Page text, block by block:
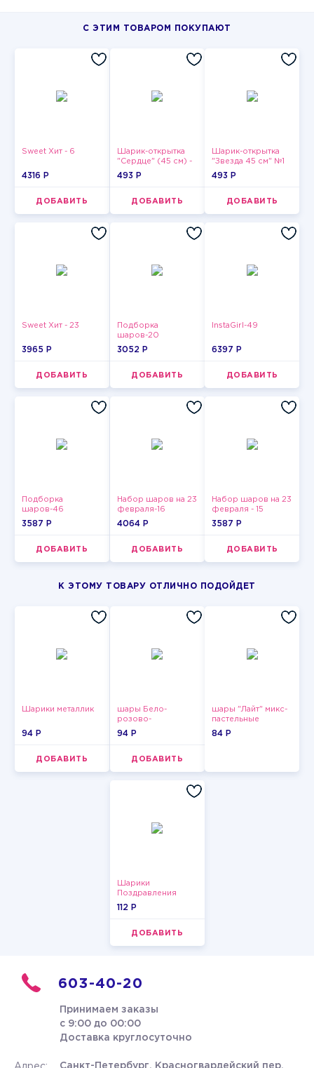
С ЭТИМ ТОВАРОМ ПОКУПАЮТ
Sweet Хит - 6
4316 P
ДОБАВИТЬ
Шарик-открытка
"Сердце" (45 см) -
2
493 P
ДОБАВИТЬ
Шарик-открытка
"Звезда 45 см" №1
493 P
ДОБАВИТЬ
Sweet Хит - 23
3965 P
ДОБАВИТЬ
Подборка
шаров-20
3052 P
ДОБАВИТЬ
InstaGirl-49
6397 P
ДОБАВИТЬ
Подборка
шаров-46
3587 P
ДОБАВИТЬ
Набор шаров на 23
февраля-16
4064 P
ДОБАВИТЬ
Набор шаров на 23
февраля - 15
3587 P
ДОБАВИТЬ
К ЭТОМУ ТОВАРУ ОТЛИЧНО ПОДОЙДЕТ
Шарики металлик
94 P
ДОБАВИТЬ
шары Бело-
розово-
фиолетово-
94 P
ДОБАВИТЬ
шары "Лайт" микс-
пастельные
84 P
Шарики
Поздравления
112 P
ДОБАВИТЬ
603-40-20
Принимаем заказы
с 9:00 до 00:00
Доставка круглосуточно
Санкт-Петербург, Красногвардейский пер.